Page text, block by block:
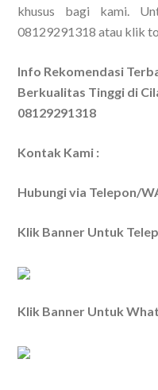
khusus bagi kami.
08129291318 atau klik
Info Rekomendasi
Berkualitas Tinggi di
08129291318
Kontak Kami :
Hubungi via Telepon/
Klik Banner Untuk
Klik Banner Untuk